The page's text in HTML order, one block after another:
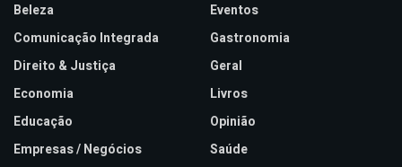
Beleza
Comunicação Integrada
Direito & Justiça
Economia
Educação
Empresas / Negócios
Eventos
Gastronomia
Geral
Livros
Opinião
Saúde